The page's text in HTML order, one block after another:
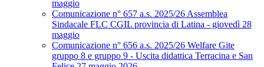
maggio
Comunicazione n° 657 a.s. 2025/26 Assemblea
Sindacale FLC CGIL provincia di Latina - giovedì 28
maggio
Comunicazione n° 656 a.s. 2025/26 Welfare Gite
gruppo 8 e gruppo 9 - Uscita didattica Terracina e San